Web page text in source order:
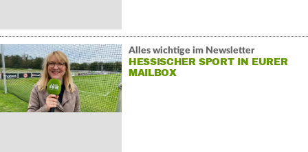
Alles wichtige im Newsletter
HESSISCHER SPORT IN EURER
MAILBOX